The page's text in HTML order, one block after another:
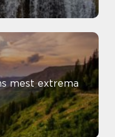
mest extrema